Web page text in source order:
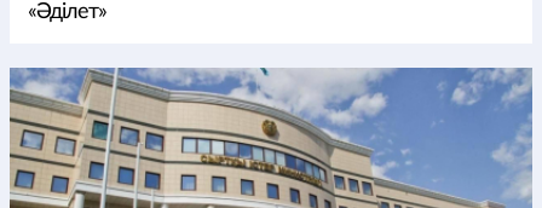
«Әділет»